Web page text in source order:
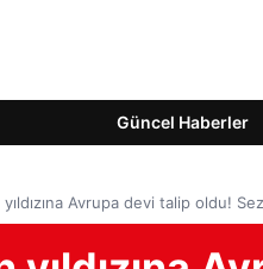
Güncel Haberler
yıldızına Avrupa devi talip oldu!